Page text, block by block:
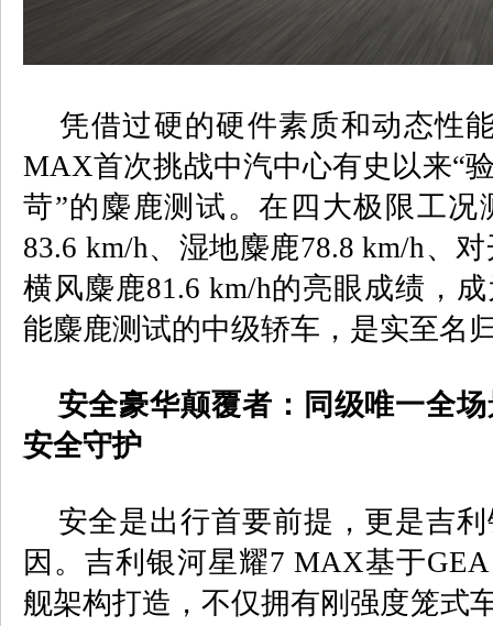
凭借过硬的硬件素质和动态性
MAX首次挑战中汽中心有史以来“
苛”的麋鹿测试。在四大极限工况
83.6 km/h、湿地麋鹿78.8 km/h、
横风麋鹿81.6 km/h的亮眼成绩，
能麋鹿测试的中级轿车，是实至名
安全豪华颠覆者：同级唯一全场
安全守护
安全是出行首要前提，更是吉利
因。吉利银河星耀7 MAX基于
舰架构打造，不仅拥有刚强度笼式